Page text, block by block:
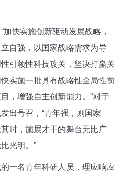
加快实施创新驱动发展战略，
自强，以国家战略需求为导
引领性科技攻关，坚决打赢关
实施一批具有战略性全局性前
，增强自主创新能力。”对于
出号召，“青年强，则国家
时，施展才干的舞台无比广
光明。”
一名青年科研人员，理应响应